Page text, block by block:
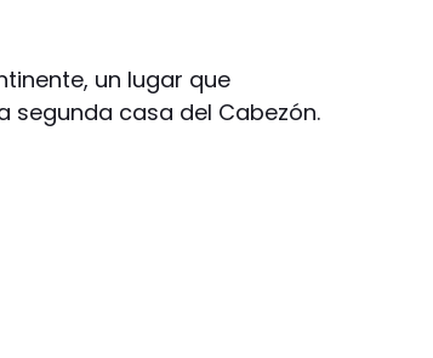
un lugar que
segunda casa del Cabezón.